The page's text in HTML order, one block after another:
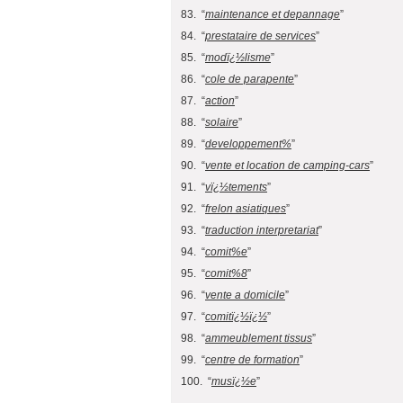
83. “maintenance et depannage”
84. “prestataire de services”
85. “modï¿½lisme”
86. “cole de parapente”
87. “action”
88. “solaire”
89. “developpement%”
90. “vente et location de camping-cars”
91. “vï¿½tements”
92. “frelon asiatiques”
93. “traduction interpretariat”
94. “comit%e”
95. “comit%8”
96. “vente a domicile”
97. “comitï¿½ï¿½”
98. “ammeublement tissus”
99. “centre de formation”
100. “musï¿½e”